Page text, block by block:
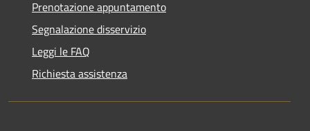
Prenotazione appuntamento
Segnalazione disservizio
Leggi le FAQ
Richiesta assistenza